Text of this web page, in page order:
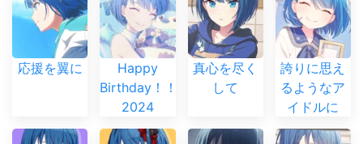
応援を翼に
Happy
Birthday！！
2024
真心を尽く
して
誇りに思え
るようなア
イドルに